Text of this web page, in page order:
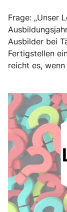
Frage: „Unser
Ausbilder bei
Fertigstellen
reicht es,